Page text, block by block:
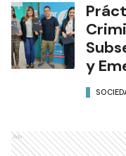
y
Ads